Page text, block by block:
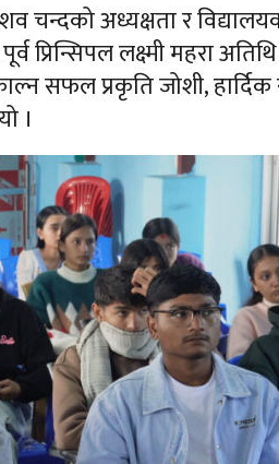
चन्दको अध्यक्षता र
प्रिन्सिपल लक्ष्मी महरा
सफल प्रकृति जोशी,
।